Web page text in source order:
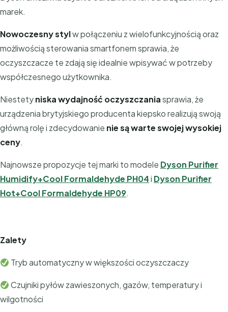
marek.
Nowoczesny stylw połączeniu z wielofunkcyjnością oraz
możliwością sterowania smartfonem sprawia, że
oczyszczacze te zdają się idealnie wpisywać w potrzeby
współczesnego użytkownika.
Niestetyniska wydajność oczyszczaniasprawia, że
urządzenia brytyjskiego producenta kiepsko realizują swoją
główną rolę i zdecydowanie nie są warte swojej wysokiej
ceny.
Najnowsze propozycje tej marki to modele Dyson Purifier
Humidify+Cool Formaldehyde PH04i Dyson Purifier
Hot+Cool Formaldehyde HP09.
Zalety
Tryb automatyczny w większości oczyszczaczy
Czujniki pyłów zawieszonych, gazów, temperatury i
wilgotności